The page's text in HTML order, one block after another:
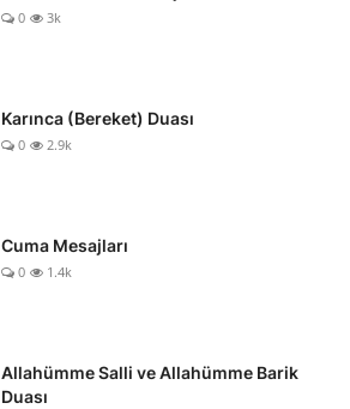
0 3k
Karınca (Bereket) Duası
0 2.9k
Cuma Mesajları
0 1.4k
Allahümme Salli ve Allahümme Barik
Duası